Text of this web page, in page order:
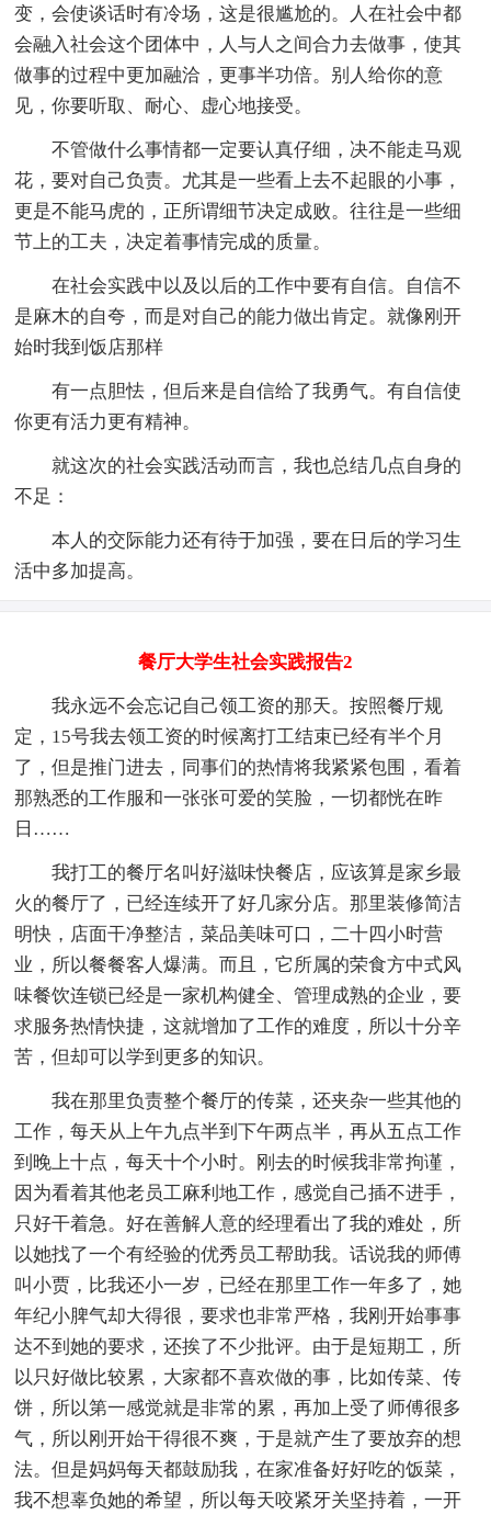
变，会使谈话时有冷场，这是很尴尬的。人在社会中都
会融入社会这个团体中，人与人之间合力去做事，使其
做事的过程中更加融洽，更事半功倍。别人给你的意
见，你要听取、耐心、虚心地接受。
不管做什么事情都一定要认真仔细，决不能走马观
花，要对自己负责。尤其是一些看上去不起眼的小事，
更是不能马虎的，正所谓细节决定成败。往往是一些细
节上的工夫，决定着事情完成的质量。
在社会实践中以及以后的工作中要有自信。自信不
是麻木的自夸，而是对自己的能力做出肯定。就像刚开
始时我到饭店那样
有一点胆怯，但后来是自信给了我勇气。有自信使
你更有活力更有精神。
就这次的社会实践活动而言，我也总结几点自身的
不足：
本人的交际能力还有待于加强，要在日后的学习生
活中多加提高。
餐厅大学生社会实践报告2
我永远不会忘记自己领工资的那天。按照餐厅规
定，15号我去领工资的时候离打工结束已经有半个月
了，但是推门进去，同事们的热情将我紧紧包围，看着
那熟悉的工作服和一张张可爱的笑脸，一切都恍在昨
日……
我打工的餐厅名叫好滋味快餐店，应该算是家乡最
火的餐厅了，已经连续开了好几家分店。那里装修简洁
明快，店面干净整洁，菜品美味可口，二十四小时营
业，所以餐餐客人爆满。而且，它所属的荣食方中式风
味餐饮连锁已经是一家机构健全、管理成熟的企业，要
求服务热情快捷，这就增加了工作的难度，所以十分辛
苦，但却可以学到更多的知识。
我在那里负责整个餐厅的传菜，还夹杂一些其他的
工作，每天从上午九点半到下午两点半，再从五点工作
到晚上十点，每天十个小时。刚去的时候我非常拘谨，
因为看着其他老员工麻利地工作，感觉自己插不进手，
只好干着急。好在善解人意的经理看出了我的难处，所
以她找了一个有经验的优秀员工帮助我。话说我的师傅
叫小贾，比我还小一岁，已经在那里工作一年多了，她
年纪小脾气却大得很，要求也非常严格，我刚开始事事
达不到她的要求，还挨了不少批评。由于是短期工，所
以只好做比较累，大家都不喜欢做的事，比如传菜、传
饼，所以第一感觉就是非常的累，再加上受了师傅很多
气，所以刚开始干得很不爽，于是就产生了要放弃的想
法。但是妈妈每天都鼓励我，在家准备好好吃的饭菜，
我不想辜负她的希望，所以每天咬紧牙关坚持着，一开